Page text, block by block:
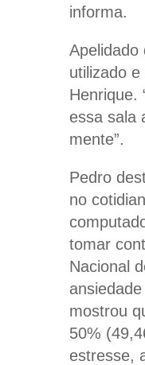
informa.
Apelidado
utilizado
Henrique.
essa sala
mente”.
Pedro
no
tomar
Nacional
mostrou
50%
estresse,